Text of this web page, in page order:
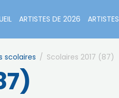
ARTISTES DE 2026 ARTISTES
scolaires Scolaires 2017 (87)